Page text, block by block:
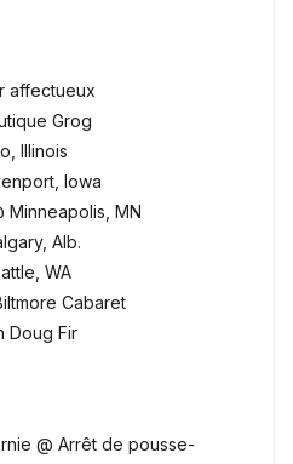
affectueux
Grog
Illinois
Iowa
Minneapolis, MN
Alb.
WA
Cabaret
Doug Fir
@ Arrêt de pousse-